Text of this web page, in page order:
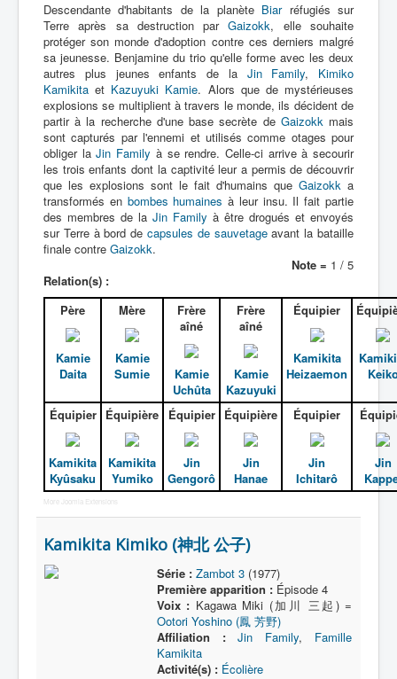
Descendante d'habitants de la planète Biarréfugiés sur
Terre après sa destruction parGaizokk, elle souhaite
protéger son monde d'adoption contre ces derniers malgré
sa jeunesse. Benjamine du trio qu'elle forme avec les deux
autres plus jeunes enfants de la Jin Family, Kimiko
Kamikita et Kazuyuki Kamie. Alors que de mystérieuses
explosions se multiplient à travers le monde, ils décident de
partir à la recherche d'une base secrète de Gaizokkmais
sont capturés par l'ennemi et utilisés comme otages pour
obliger laJin Family à se rendre. Celle-ci arrive à secourir
les trois enfants dont la captivité leur a permis de découvrir
que les explosions sont le fait d'humains que Gaizokk a
transformés en bombes humaines à leur insu. Il fait partie
des membres de la Jin Family à être drogués et envoyés
sur Terre à bord de capsules de sauvetageavant la bataille
finale contre Gaizokk.
Note = 1 / 5
Relation(s) :
Père
Kamie
Daita
Mère
Kamie
Sumie
Frère
aîné
Kamie
Uchûta
Frère
aîné
Kamie
Kazuyuki
Équipier
Kamikita
Heizaemon
Équipier
Kamikita
Kyûsaku
Équipière
Kamikita
Yumiko
Équipier
Jin
Gengorô
Équipière
Jin
Hanae
Équipier
Jin
Ichitarô
Jin
More Joomla Extensions
Kamikita Kimiko (神北 公子)
Série : Zambot 3(1977)
Première apparition :Épisode 4
Voix : Kagawa Miki (加川 三起) =
Ootori Yoshino (鳳 芳野)
Affiliation :
Jin Family, Famille
Kamikita
Activité(s) : Écolière